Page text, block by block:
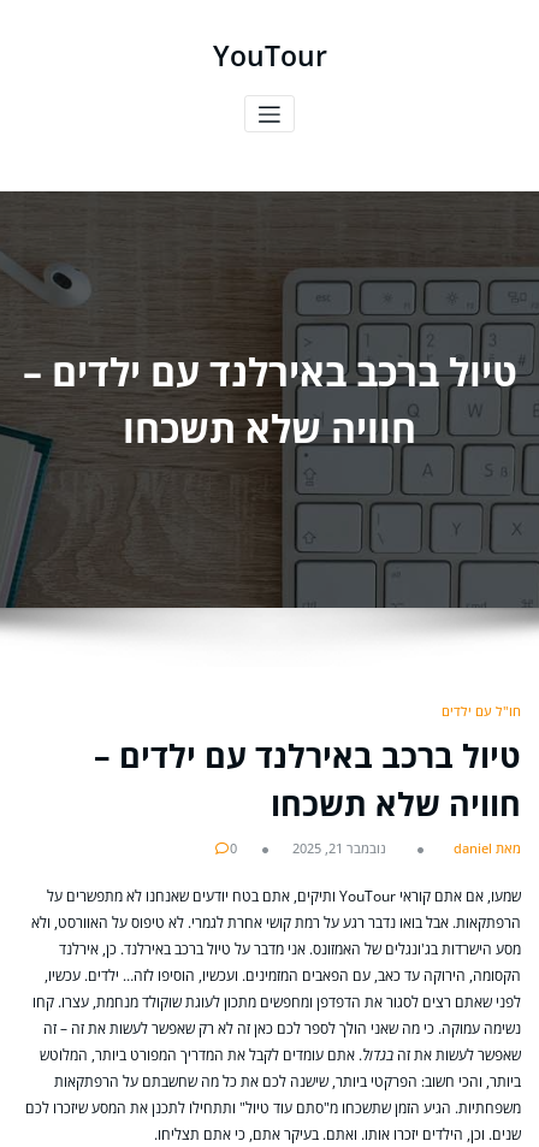
YouTour
טיול ברכב באירלנד עם ילדים –
חוויה שלא תשכחו
חו"ל עם ילדים
טיול ברכב באירלנד עם ילדים –
חוויה שלא תשכחו
מאת daniel נובמבר 21, 2025 0
שמעו, אם אתם קוראי YouTour ותיקים, אתם בטח יודעים שאנחנו לא מתפשרים על
הרפתקאות. אבל בואו נדבר רגע על רמת קושי אחרת לגמרי. לא טיפוס על האוורסט, ולא
מסע הישרדות בג'ונגלים של האמזונס. אני מדבר על טיול ברכב באירלנד. כן, אירלנד
הקסומה, הירוקה עד כאב, עם הפאבים המזמינים. ועכשיו, הוסיפו לזה… ילדים. עכשיו,
לפני שאתם רצים לסגור את הדפדפן ומחפשים מתכון לעוגת שוקולד מנחמת, עצרו. קחו
נשימה עמוקה. כי מה שאני הולך לספר לכם כאן זה לא רק שאפשר לעשות את זה – זה
שאפשר לעשות את זה בגדול. אתם עומדים לקבל את המדריך המפורט ביותר, המלוטש
ביותר, והכי חשוב: הפרקטי ביותר, שישנה לכם את כל מה שחשבתם על הרפתקאות
משפחתיות. הגיע הזמן שתשכחו מ"סתם עוד טיול" ותתחילו לתכנן את המסע שיזכרו לכם
שנים. וכן, הילדים יזכרו אותו. ואתם. בעיקר אתם, כי אתם תצליחו.